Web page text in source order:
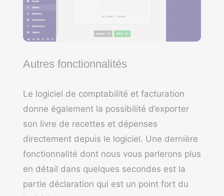
Autres fonctionnalités
Le logiciel de comptabilité et facturation
donne également la possibilité d’exporter
son livre de recettes et dépenses
directement depuis le logiciel. Une dernière
fonctionnalité dont nous vous parlerons plus
en détail dans quelques secondes est la
partie déclaration qui est un point fort du